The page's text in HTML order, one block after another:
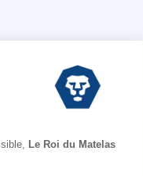
à rêver.
offerts sur
offres et